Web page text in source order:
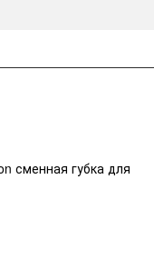
сменная губка для